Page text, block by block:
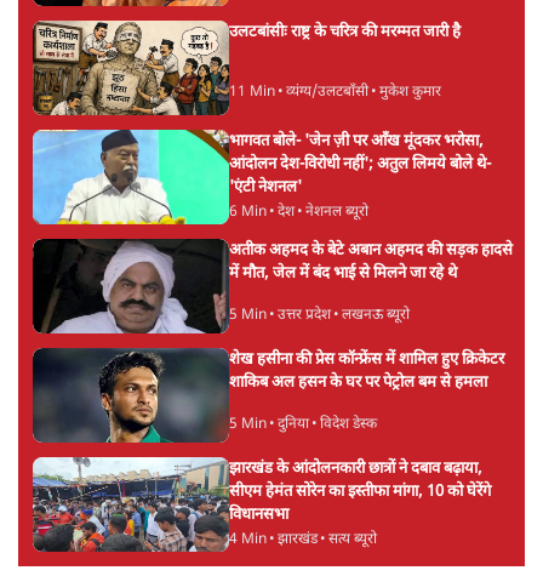
उलटबांसीः राष्ट्र के चरित्र की मरम्मत जारी है
11 Min• व्यंग्य/उलटबाँसी• मुकेश कुमार
भागवत बोले- 'जेन ज़ी पर आँख मूंदकर भरोसा,
आंदोलन देश-विरोधी नहीं'; अतुल लिमये बोले थे-
'एंटी नेशनल'
6 Min• देश• नेशनल ब्यूरो
अतीक अहमद के बेटे अबान अहमद की सड़क हादसे
में मौत, जेल में बंद भाई से मिलने जा रहे थे
5 Min• उत्तर प्रदेश• लखनऊ ब्यूरो
शेख हसीना की प्रेस कॉन्फ्रेंस में शामिल हुए क्रिकेटर
शाकिब अल हसन के घर पर पेट्रोल बम से हमला
5 Min• दुनिया• विदेश डेस्क
झारखंड के आंदोलनकारी छात्रों ने दबाव बढ़ाया,
सीएम हेमंत सोरेन का इस्तीफा मांगा, 10 को घेरेंगे
विधानसभा
4 Min• झारखंड• सत्य ब्यूरो